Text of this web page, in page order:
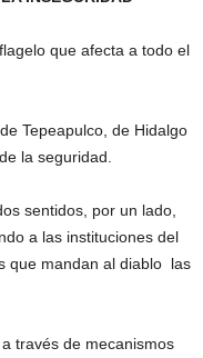
que afecta a todo el
Tepeapulco, de Hidalgo
la seguridad.
sentidos, por un lado,
a las instituciones del
que mandan al diablo las
través de mecanismos